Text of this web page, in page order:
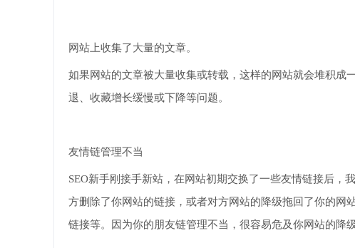
网站上收集了大量的文章。
如果网站的文章被大量收集或转载，这样的网站就会堆积成
退、收藏增长缓慢或下降等问题。
友情链管理不当
SEO新手刚接手新站，在网站初期交换了一些友情链接后
方删除了你网站的链接，或者对方网站的降级拖回了你的网
链接等。因为你的朋友链管理不当，很容易危及你网站的降级